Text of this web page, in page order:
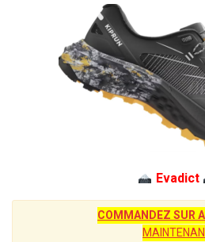
Evadict
COMMANDEZ SUR